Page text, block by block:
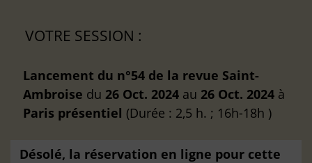
VOTRE SESSION :
Lancement du n°54 de la revue Saint-
Ambroise du 26 Oct. 2024 au 26 Oct. 2024 à
Paris présentiel (Durée : 2,5 h. ; 16h-18h )
Désolé, la réservation en ligne pour cette